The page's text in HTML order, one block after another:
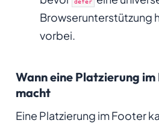
Browserunterstützung
vorbei.
Wann eine Platzierung
macht
Eine Platzierung im Footer